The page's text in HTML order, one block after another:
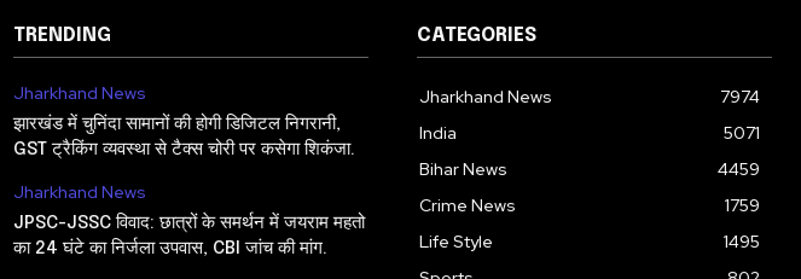
TRENDING
Jharkhand News
झारखंड में चुनिंदा सामानों की होगी डिजिटल निगरानी,
GST ट्रैकिंग व्यवस्था से टैक्स चोरी पर कसेगा शिकंजा.
Jharkhand News
JPSC-JSSC विवाद: छात्रों के समर्थन में जयराम महतो
का 24 घंटे का निर्जला उपवास, CBI जांच की मांग.
CATEGORIES
Jharkhand News
7974
India
5071
Bihar News
4459
Crime News
1759
Life Style
1495